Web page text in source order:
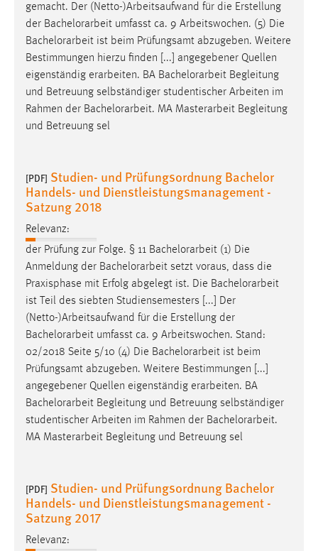
gemacht. Der (Netto-)Arbeitsaufwand für die Erstellung
der Bachelorarbeit umfasst ca. 9 Arbeitswochen. (5) Die
Bachelorarbeit ist beim Prüfungsamt abzugeben. Weitere
Bestimmungen hierzu finden [...] angegebener Quellen
eigenständig erarbeiten. BA Bachelorarbeit Begleitung
und Betreuung selbständiger studentischer Arbeiten im
Rahmen der Bachelorarbeit. MA Masterarbeit Begleitung
und Betreuung sel
[PDF] Studien- und Prüfungsordnung Bachelor
Handels- und Dienstleistungsmanagement -
Satzung 2018
Relevanz:
der Prüfung zur Folge. § 11 Bachelorarbeit (1) Die
Anmeldung der Bachelorarbeit setzt voraus, dass die
Praxisphase mit Erfolg abgelegt ist. Die Bachelorarbeit
ist Teil des siebten Studiensemesters [...] Der
(Netto-)Arbeitsaufwand für die Erstellung der
Bachelorarbeit umfasst ca. 9 Arbeitswochen. Stand:
02/2018 Seite 5/10 (4) Die Bachelorarbeit ist beim
Prüfungsamt abzugeben. Weitere Bestimmungen [...]
angegebener Quellen eigenständig erarbeiten. BA
Bachelorarbeit Begleitung und Betreuung selbständiger
studentischer Arbeiten im Rahmen der Bachelorarbeit.
MA Masterarbeit Begleitung und Betreuung sel
[PDF] Studien- und Prüfungsordnung Bachelor
Handels- und Dienstleistungsmanagement -
Satzung 2017
Relevanz: